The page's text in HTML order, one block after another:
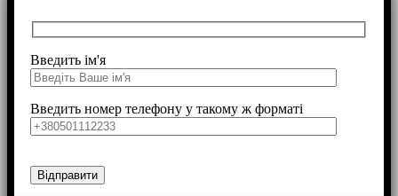
Введить ім'я
Введить номер телефону у такому ж форматі